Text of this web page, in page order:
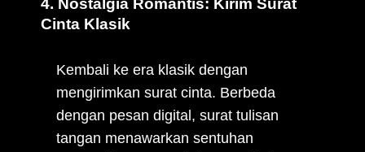
4. Nostalgia Romantis: Kirim Surat
Cinta Klasik
Kembali ke era klasik dengan
mengirimkan surat cinta. Berbeda
dengan pesan digital, surat tulisan
tangan menawarkan sentuhan